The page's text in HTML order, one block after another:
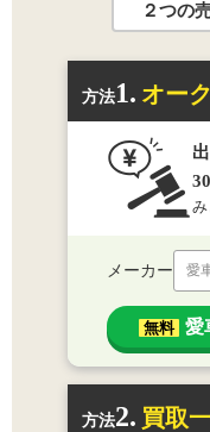
２つの
方法1. オー
み
メーカー 愛
無料 愛
方法2. 買取